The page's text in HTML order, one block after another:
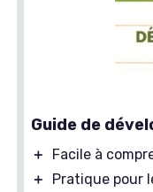
Guide de
＋
Facile à
＋
Pratique pour